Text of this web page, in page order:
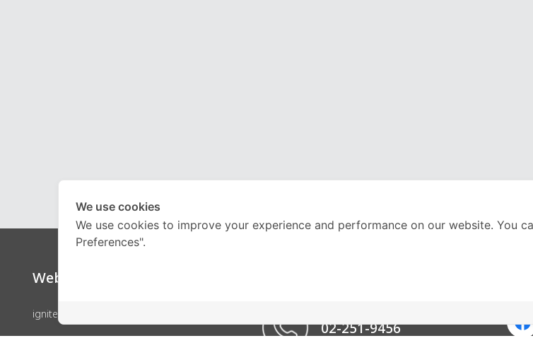
Website
ignite by OnDemand
02-251-9456
We use cookies
We use cookies to improve your experience and performance on our website. You
Preferences".